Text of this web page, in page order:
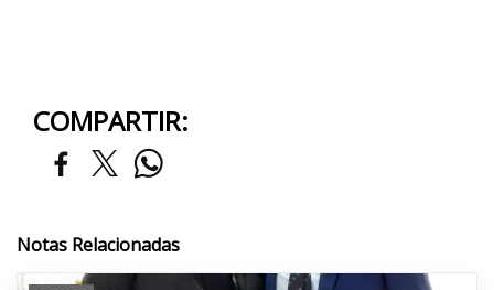
COMPARTIR:
Notas Relacionadas